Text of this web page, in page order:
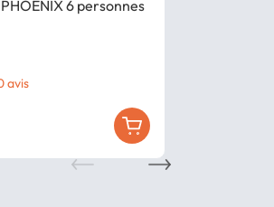
6 personnes
avis